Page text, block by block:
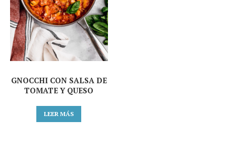
GNOCCHI CON SALSA DE
TOMATE Y QUESO
LEER MÁS